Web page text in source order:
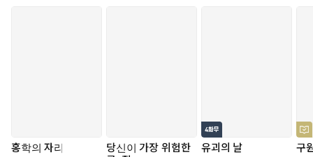
홍학의 자리
당신이 가장 위험한
유괴의 날 구